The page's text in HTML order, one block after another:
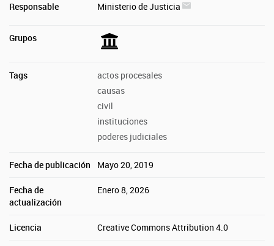
Responsable Ministerio de Justicia
Grupos
Tags
actos procesales
causas
civil
instituciones
poderes judiciales
Fecha de publicación Mayo 20, 2019
Fecha de
actualización
Enero 8, 2026
Licencia Creative Commons Attribution 4.0